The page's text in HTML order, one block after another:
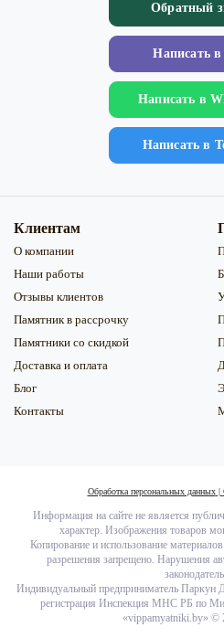
Обратный
Напиcать
Напиcать в
Напиcать в
Клиентам
О компании
Наши работы
Отзывы клиентов
Памятник в рассрочку
Памятники со скидкой
Доставка и оплата
Блог
Контакты
Обработка персональных данных|
Информация на сайте не является
характер. Изображения товаров
Копирование и использование
разрешения запрещено. Нарушения
Индивидуальный предприниматель
регистрация Инспекция МНС РБ по
«vippamyatniki.by» ©